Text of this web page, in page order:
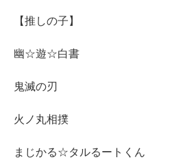
【推しの子】
幽☆遊☆白書
鬼滅の刃
火ノ丸相撲
まじかる☆タルるートくん